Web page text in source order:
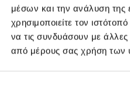
μέσων και την ανάλυση της
χρησιμοποιείτε τον
να τις συνδυάσουν με
από μέρους σας χρήση των
συσχέτιση, συνδυασμός,
Δεδομένων φυσικών
προσωπικού χαρακτήρα
σε τυχαία ή παράνομη
κοινολόγηση ή πρόσβαση
αποθηκεύτηκαν ή